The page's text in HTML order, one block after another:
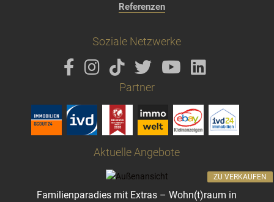
Referenzen
Soziale Netzwerke
Partner
Aktuelle Angebote
Familienparadies mit Extras – Wohn(t)raum in
ZU VERKAUFEN